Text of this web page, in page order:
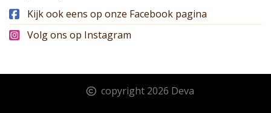
Kijk ook eens op onze Facebook pagina
Volg ons op Instagram
copyright 2026 Deva